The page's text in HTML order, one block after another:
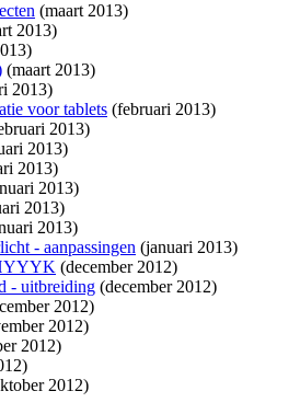
(maart 2013)
2013)
(maart 2013)
2013)
voor tablets (februari 2013)
2013)
2013)
2013)
2013)
2013)
2013)
- aanpassingen (januari 2013)
(december 2012)
- uitbreiding (december 2012)
2012)
2012)
2012)
2012)